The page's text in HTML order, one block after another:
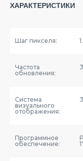
ХАРАКТЕРИСТИКИ
Шаг пикселя:
Частота
обновления:
Система
визуального
отображения:
Программное
обеспечение: